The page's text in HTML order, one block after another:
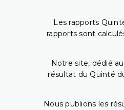
Les rapports
rapports sont
Notre site, dédié
résultat du Quinté
Nous publions les